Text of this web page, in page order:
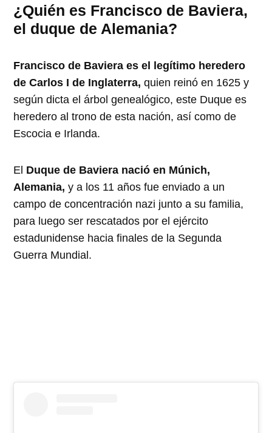
¿Quién es Francisco de Baviera,
el duque de Alemania?
Francisco de Baviera es el legítimo heredero
de Carlos I de Inglaterra, quien reinó en 1625 y
según dicta el árbol genealógico, este Duque es
heredero al trono de esta nación, así como de
Escocia e Irlanda.
El Duque de Baviera nació en Múnich,
Alemania, y a los 11 años fue enviado a un
campo de concentración nazi junto a su familia,
para luego ser rescatados por el ejército
estadunidense hacia finales de la Segunda
Guerra Mundial.